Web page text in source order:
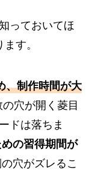
っておいてほ
す。
、制作時間が大
穴が開く菱目
ドは落ちま
の習得期間が
穴がズレるこ